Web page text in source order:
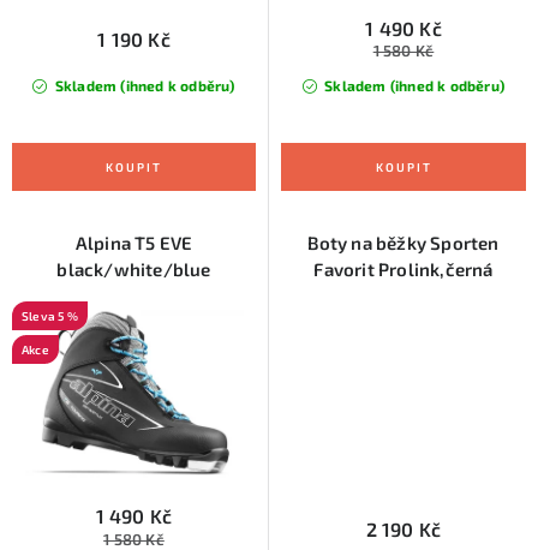
Skladem (ihned k odběru)
1 190 Kč
Skladem (ihned k odběru)
1 490 Kč
1 580 Kč
Alpina T5 EVE
black/white/blue
5 %
Akce
1 490 Kč
1 580 Kč
Boty na běžky Sporten
Favorit Prolink,černá
2 190 Kč